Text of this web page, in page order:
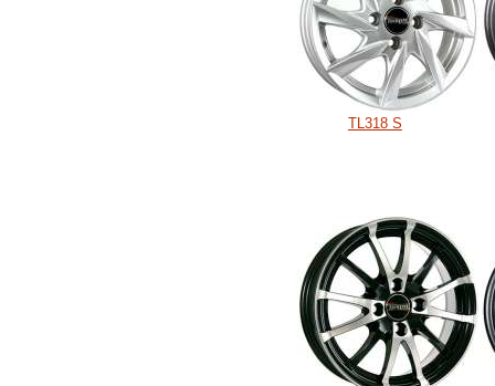
TL318 S